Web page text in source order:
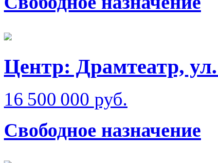
Центр: Драмтеатр,
16 500 000 руб.
Свободное назначение